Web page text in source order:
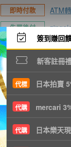
簽到賺回
新客註冊
代標 日本拍賣
代購 mercari
代購 日本樂天
即時付款 ATM
先買後付
信用卡付款
優惠活動
免服務費 所有訂單
空運優惠 運費$150/
VIP會員